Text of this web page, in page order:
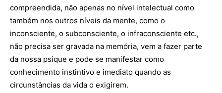
compreendida, não apenas no nível intelectual como
também nos outros níveis da mente, como o
inconsciente, o subconsciente, o infraconsciente etc.,
não precisa ser gravada na memória, vem a fazer parte
da nossa psique e pode se manifestar como
conhecimento instintivo e imediato quando as
circunstâncias da vida o exigirem.